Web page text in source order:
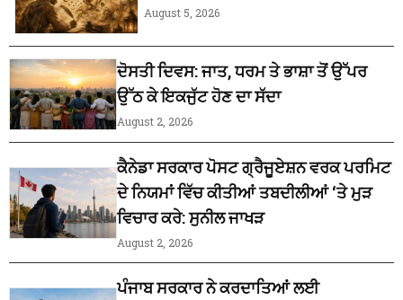
August 5, 2026
ਦੋਸਤੀ ਦਿਵਸ: ਜਾਤ, ਧਰਮ ਤੇ ਭਾਸ਼ਾ ਤੋਂ ਉੱਪਰ
ਉੱਠ ਕੇ ਇਕਜੁੱਟ ਹੋਣ ਦਾ ਸੱਦਾ
August 2, 2026
ਕੈਨੇਡਾ ਸਰਕਾਰ ਪੋਸਟ ਗ੍ਰੈਜੂਏਸ਼ਨ ਵਰਕ ਪਰਮਿਟ
ਦੇ ਨਿਯਮਾਂ ਵਿੱਚ ਕੀਤੀਆਂ ਤਬਦੀਲੀਆਂ ‘ਤੇ ਮੁੜ
ਵਿਚਾਰ ਕਰੇ: ਸੁਨੀਲ ਜਾਖੜ
August 2, 2026
ਪੰਜਾਬ ਸਰਕਾਰ ਨੇ ਕਰਦਾਤਿਆਂ ਲਈ